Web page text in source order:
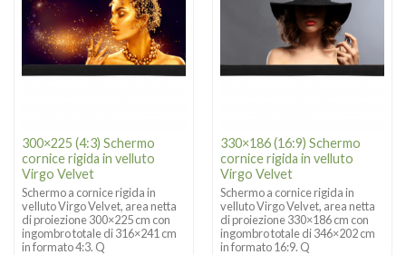
300×225 (4:3) Schermo
cornice rigida in velluto
Virgo Velvet
Schermo a cornice rigida in
velluto Virgo Velvet, area netta
di proiezione 300×225 cm con
ingombro totale di 316×241 cm
in formato 4:3. Q
330×186 (16:9) Schermo
cornice rigida in velluto
Virgo Velvet
Schermo a cornice rigida in
velluto Virgo Velvet, area netta
di proiezione 330×186 cm con
ingombro totale di 346×202 cm
in formato 16:9. Q